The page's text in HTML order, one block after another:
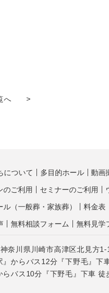
へ >
について 多目的ホール 動画
のご利用 セミナーのご利用
（一般葬・家族葬） 料金表
無料相談フォーム 無料見学
奈川県川崎市高津区北見方1-
』からバス12分『下野毛』下
らバス10分『下野毛』下車 徒